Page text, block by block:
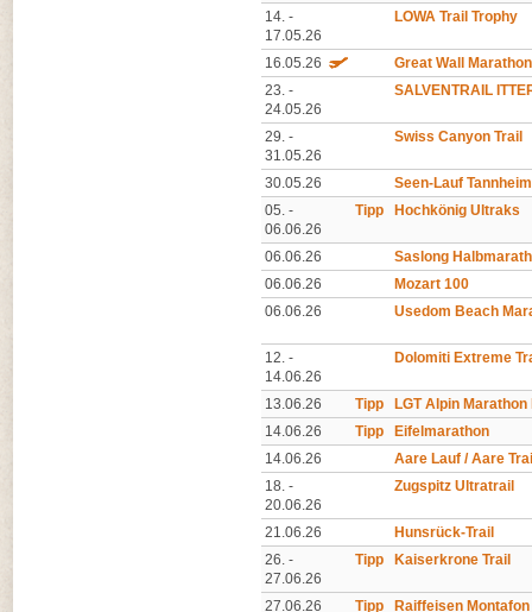
14. -
17.05.26
LOWA Trail Trophy
16.05.26
Great Wall Marathon
23. -
24.05.26
SALVENTRAIL
29. -
31.05.26
Swiss Canyon Trail
30.05.26
Seen-Lauf
05. -
06.06.26
Tipp Hochkönig Ultraks
06.06.26
Saslong
06.06.26
Mozart 100
06.06.26
Usedom Beach
12. -
14.06.26
Dolomiti Extreme
13.06.26 Tipp
LGT Alpin
14.06.26
Tipp
Eifelmarathon
14.06.26
Aare Lauf / Aare
18. -
20.06.26
Zugspitz Ultratrail
21.06.26
Hunsrück-Trail
26. -
27.06.26
Tipp Kaiserkrone Trail
27.06.26 Tipp Raiffeisen